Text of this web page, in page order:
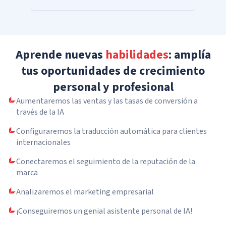
Aprende nuevas habilidades: amplía
tus oportunidades de crecimiento
personal y profesional
Aumentaremos las ventas y las tasas de conversión a
través de la IA
Configuraremos la traducción automática para clientes
internacionales
Conectaremos el seguimiento de la reputación de la
marca
Analizaremos el marketing empresarial
¡Conseguiremos un genial asistente personal de IA!